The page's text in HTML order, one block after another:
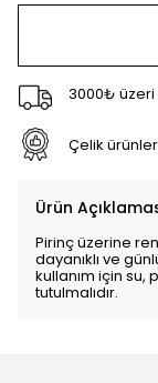
3000₺
Çelik
Ürün
Pirinç üzerine
dayanıklı ve
kullanım için
tutulmalıdır.